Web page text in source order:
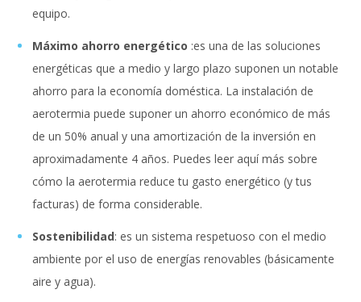
equipo.
Máximo ahorro energético :es una de las soluciones
energéticas que a medio y largo plazo suponen un notable
ahorro para la economía doméstica. La instalación de
aerotermia puede suponer un ahorro económico de más
de un 50% anual y una amortización de la inversión en
aproximadamente 4 años. Puedes leer aquí más sobre
cómo la aerotermia reduce tu gasto energético (y tus
facturas) de forma considerable.
Sostenibilidad: es un sistema respetuoso con el medio
ambiente por el uso de energías renovables (básicamente
aire y agua).